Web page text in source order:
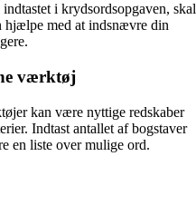
i krydsordsopgaven, skal
hjælpe med at indsnævre din
værktøj
kan være nyttige redskaber
Indtast antallet af bogstaver
en liste over mulige ord.